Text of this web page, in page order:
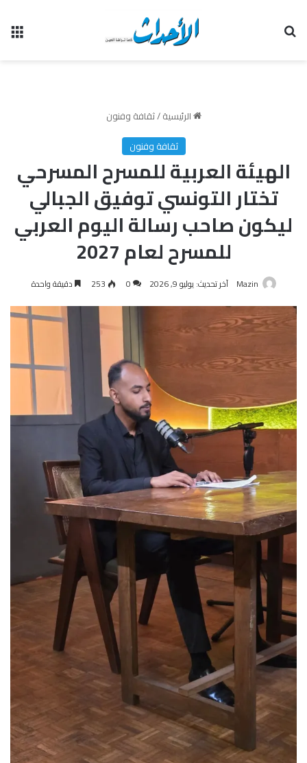
الرئيسية/ثقافة وفنون
ثقافة وفنون
الهيئة العربية للمسرح المسرحي
تختار التونسي توفيق الجبالي
ليكون صاحب رسالة اليوم العربي
للمسرح لعام 2027
Mazin آخر تحديث: يوليو 9, 2026 0
253 دقيقة واحدة